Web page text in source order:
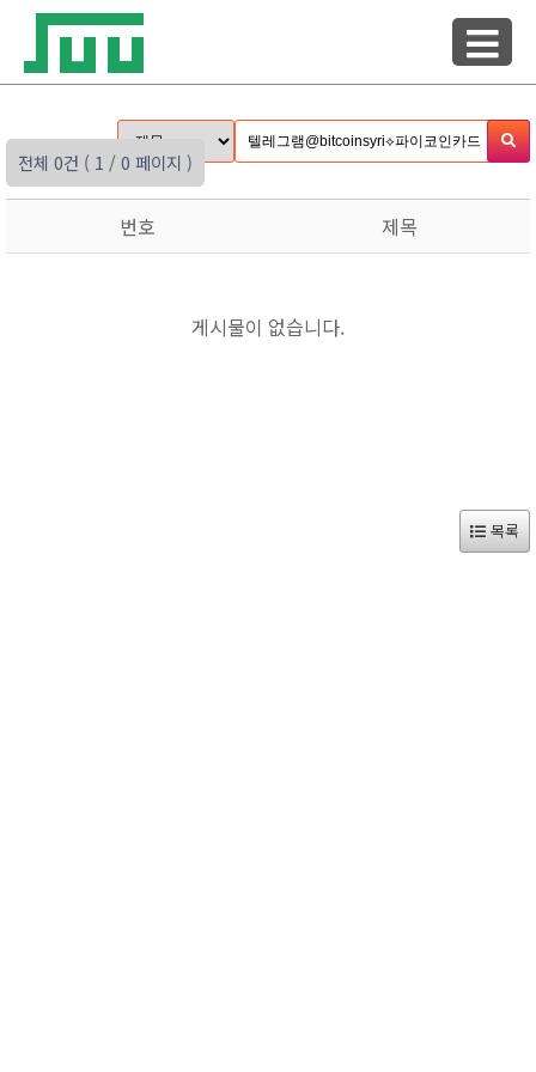
전체 0건 ( 1 / 0 페이지 )
번호 제목
게시물이 없습니다.
목록